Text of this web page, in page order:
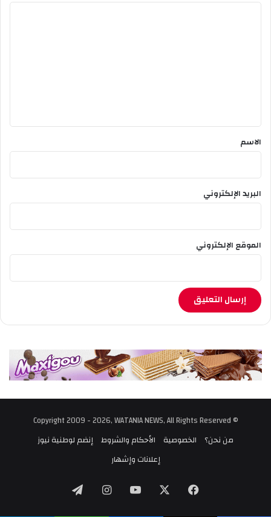
*
الاسم
البريد الإلكتروني
الموقع الإلكتروني
© Copyright 2009 - 2026, WATANIA NEWS, All Rights Reserved
من نحن؟
الخصوصية الأحكام والشروط إنضم لوطنية نيوز
إعلانات وإشهار
فيسبوك ‫YouTube انستقرام